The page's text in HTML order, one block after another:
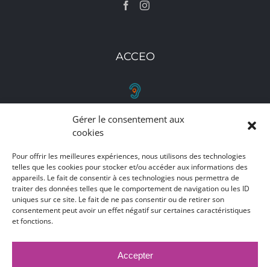
Gérer le consentement aux
cookies
Pour offrir les meilleures expériences, nous utilisons des technologies
telles que les cookies pour stocker et/ou accéder aux informations des
appareils. Le fait de consentir à ces technologies nous permettra de
traiter des données telles que le comportement de navigation ou les ID
uniques sur ce site. Le fait de ne pas consentir ou de retirer son
consentement peut avoir un effet négatif sur certaines caractéristiques
et fonctions.
Accepter
ACCEO
RETROUVEZ-NOUS
Toutes nos adresses, coordonnées et horaires
d'ouverture
CLIQUEZ ICI